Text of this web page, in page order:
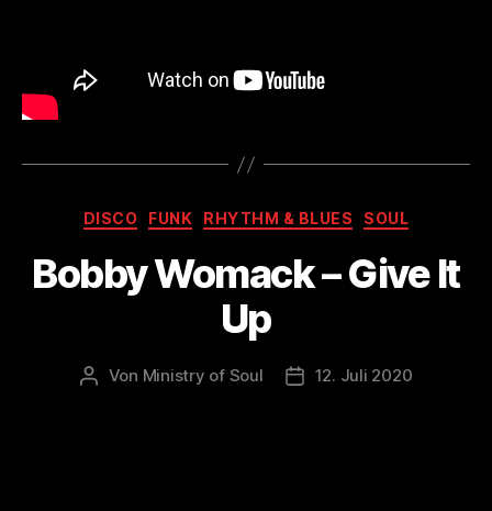
Kategorien
DISCO FUNK RHYTHM & BLUES SOUL
Bobby Womack – Give It
Up
Beitragsautor
Von Ministry of Soul Veröffentlichungsdatum
12. Juli 2020